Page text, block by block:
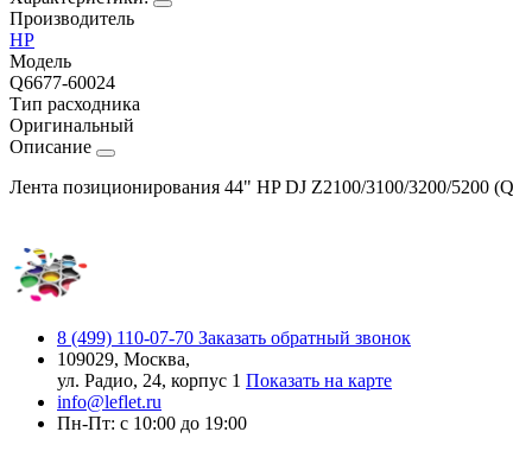
Производитель
HP
Модель
Q6677-60024
Тип расходника
Оригинальный
Описание
Лента позиционирования 44" HP DJ Z2100/3100/3200/5200
8 (499) 110-07-70 Заказать обратный звонок
109029, Москва,
ул. Радио, 24, корпус 1 Показать на карте
info@leflet.ru
Пн-Пт: с 10:00 до 19:00